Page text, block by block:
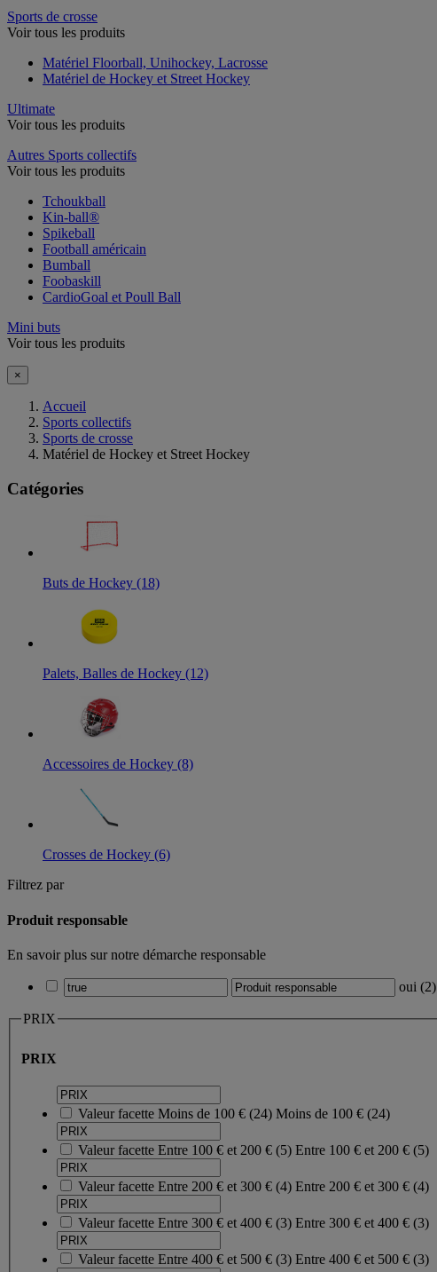
Sports de crosse
Voir tous les produits
Matériel Floorball, Unihockey, Lacrosse
Matériel de Hockey et Street Hockey
Ultimate
Voir tous les produits
Autres Sports collectifs
Voir tous les produits
Tchoukball
Kin-ball®
Spikeball
Football américain
Bumball
Foobaskill
CardioGoal et Poull Ball
Mini buts
Voir tous les produits
×
Accueil
Sports collectifs
Sports de crosse
Matériel de Hockey et Street Hockey
Catégories
Buts de Hockey (18)
Palets, Balles de Hockey (12)
Accessoires de Hockey (8)
Crosses de Hockey (6)
Filtrez par
Produit responsable
En savoir plus sur notre démarche responsable
oui (2)
PRIX
PRIX
Valeur facette Moins de 100 € (24) Moins de 100 € (24)
Valeur facette Entre 100 € et 200 € (5) Entre 100 € et 200 € (5)
Valeur facette Entre 200 € et 300 € (4) Entre 200 € et 300 € (4)
Valeur facette Entre 300 € et 400 € (3) Entre 300 € et 400 € (3)
Valeur facette Entre 400 € et 500 € (3) Entre 400 € et 500 € (3)